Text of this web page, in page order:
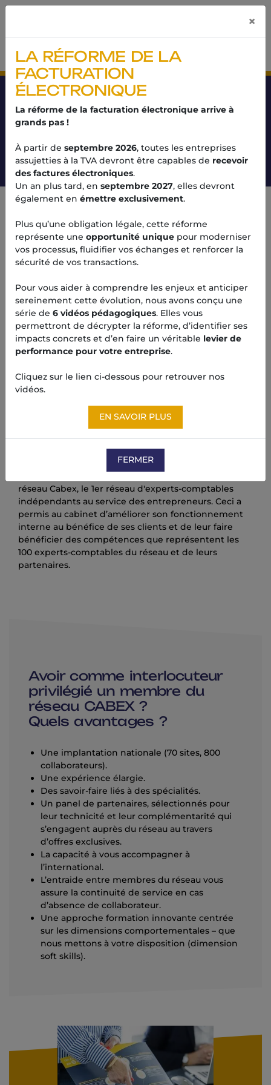
CABEX
Le 1er réseau d'experts-
comptables indépendants au
service des entrepreneurs
réseau Cabex, le 1er réseau d'experts-comptables
indépendants au service des entrepreneurs. Ceci a
permis au cabinet d’améliorer son fonctionnement
interne au bénéfice de ses clients et de leur faire
bénéficier des compétences que représentent les
100 experts-comptables du réseau et de leurs
partenaires.
Avoir comme interlocuteur
privilégié un membre du
réseau CABEX ?
Quels avantages ?
Une implantation nationale (70 sites, 800
collaborateurs).
Une expérience élargie.
Des savoir-faire liés à des spécialités.
Un panel de partenaires, sélectionnés pour
leur technicité et leur complémentarité qui
s’engagent auprès du réseau au travers
d’offres exclusives.
La capacité à vous accompagner à
l’international.
L’entraide entre membres du réseau vous
assure la continuité de service en cas
d’absence de collaborateur.
Une approche formation innovante centrée
sur les dimensions comportementales – que
nous mettons à votre disposition (dimension
soft skills).
×
LA RÉFORME DE LA
FACTURATION
ÉLECTRONIQUE
La réforme de la facturation électronique arrive à
grands pas !
À partir de septembre 2026, toutes les entreprises
assujetties à la TVA devront être capables de recevoir
des factures électroniques.
Un an plus tard, en septembre 2027, elles devront
également en émettre exclusivement.
Plus qu’une obligation légale, cette réforme
représente une opportunité unique pour moderniser
vos processus, fluidifier vos échanges et renforcer la
sécurité de vos transactions.
Pour vous aider à comprendre les enjeux et anticiper
sereinement cette évolution, nous avons conçu une
série de 6 vidéos pédagogiques. Elles vous
permettront de décrypter la réforme, d’identifier ses
impacts concrets et d’en faire un véritable levier de
performance pour votre entreprise.
Cliquez sur le lien ci-dessous pour retrouver nos
vidéos.
EN SAVOIR PLUS
FERMER
Panneau de gestion des cookies